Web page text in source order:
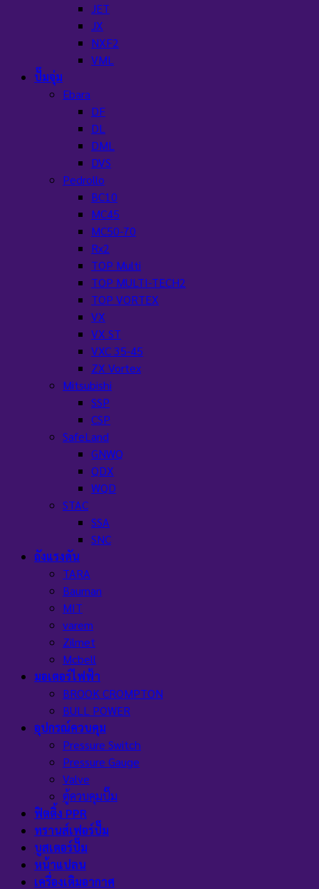
JET
JX
NXF2
VML
ปั๊มจุ่ม
Ebara
DF
DL
DML
DVS
Pedrollo
BC10
MC45
MC50-70
Rx2
TOP Multi
TOP MULTI-TECH2
TOP VORTEX
VX
VX ST
VXC 35-45
ZX Vortex
Mitsubishi
SSP
CSP
SafeLand
GNWQ
QDX
WQD
STAC
SSA
SNC
ถังแรงดัน
TARA
Bauman
MIT
varem
Zilmet
Mcbell
มอเตอร์ไฟฟ้า
BROOK CROMPTON
BULL POWER
อุปกรณ์ควบคุม
Pressure Switch
Pressure Gauge
Valve
ตู้ควบคุมปั๊ม
ฟิตติ้ง PPR
ทรานส์เฟอร์ปั๊ม
บูสเตอร์ปั๊ม
หน้าแปลน
เครื่องเติมอากาศ